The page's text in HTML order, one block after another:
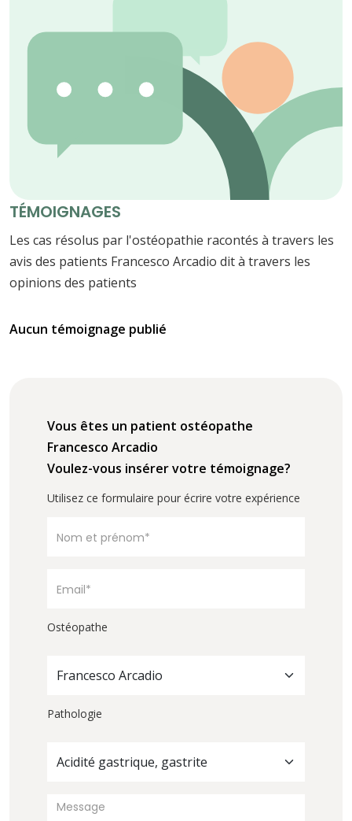
TÉMOIGNAGES
Les cas résolus par l'ostéopathie racontés à travers les
avis des patients Francesco Arcadio dit à travers les
opinions des patients
Aucun témoignage publié
Vous êtes un patient ostéopathe
Francesco Arcadio
Voulez-vous insérer votre témoignage?
Utilisez ce formulaire pour écrire votre expérience
Ostéopathe
Francesco Arcadio
Pathologie
Acidité gastrique, gastrite